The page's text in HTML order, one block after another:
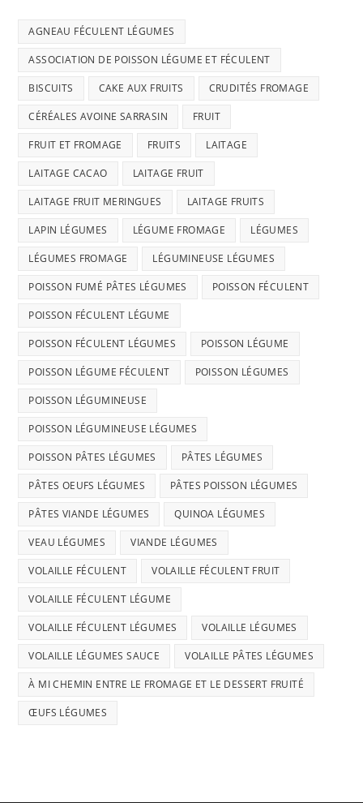
AGNEAU FÉCULENT LÉGUMES
ASSOCIATION DE POISSON LÉGUME ET FÉCULENT
BISCUITS CAKE AUX FRUITS CRUDITÉS FROMAGE
CÉRÉALES AVOINE SARRASIN FRUIT
FRUIT ET FROMAGE FRUITS LAITAGE
LAITAGE CACAO LAITAGE FRUIT
LAITAGE FRUIT MERINGUES LAITAGE FRUITS
LAPIN LÉGUMES LÉGUME FROMAGE LÉGUMES
LÉGUMES FROMAGE LÉGUMINEUSE LÉGUMES
POISSON FUMÉ PÂTES LÉGUMES POISSON FÉCULENT
POISSON FÉCULENT LÉGUME
POISSON FÉCULENT LÉGUMES POISSON LÉGUME
POISSON LÉGUME FÉCULENT POISSON LÉGUMES
POISSON LÉGUMINEUSE
POISSON LÉGUMINEUSE LÉGUMES
POISSON PÂTES LÉGUMES PÂTES LÉGUMES
PÂTES OEUFS LÉGUMES PÂTES POISSON LÉGUMES
PÂTES VIANDE LÉGUMES QUINOA LÉGUMES
VEAU LÉGUMES VIANDE LÉGUMES
VOLAILLE FÉCULENT VOLAILLE FÉCULENT FRUIT
VOLAILLE FÉCULENT LÉGUME
VOLAILLE FÉCULENT LÉGUMES VOLAILLE LÉGUMES
VOLAILLE LÉGUMES SAUCE VOLAILLE PÂTES LÉGUMES
À MI CHEMIN ENTRE LE FROMAGE ET LE DESSERT FRUITÉ
ŒUFS LÉGUMES